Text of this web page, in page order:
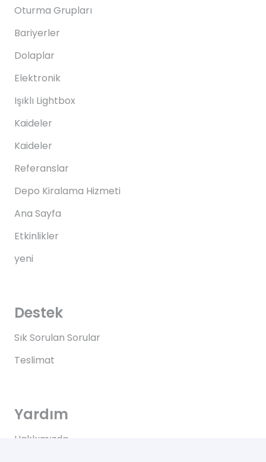
Oturma Grupları
Bariyerler
Dolaplar
Elektronik
Işıklı Lightbox
Kaideler
Kaideler
Referanslar
Depo Kiralama Hizmeti
Ana Sayfa
Etkinlikler
yeni
Destek
Sık Sorulan Sorular
Teslimat
Yardım
Hakkımızda